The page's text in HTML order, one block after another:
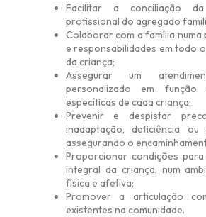
Facilitar a conciliação
profissional do agregado
Colaborar com a família numa
e responsabilidades em todo
da criança;
Assegurar um
personalizado em função
específicas de cada criança;
Prevenir e despistar
inadaptação, deficiência ou
assegurando o
Proporcionar condições
integral da criança, num
física e afetiva;
Promover a articulação
existentes na comunidade.